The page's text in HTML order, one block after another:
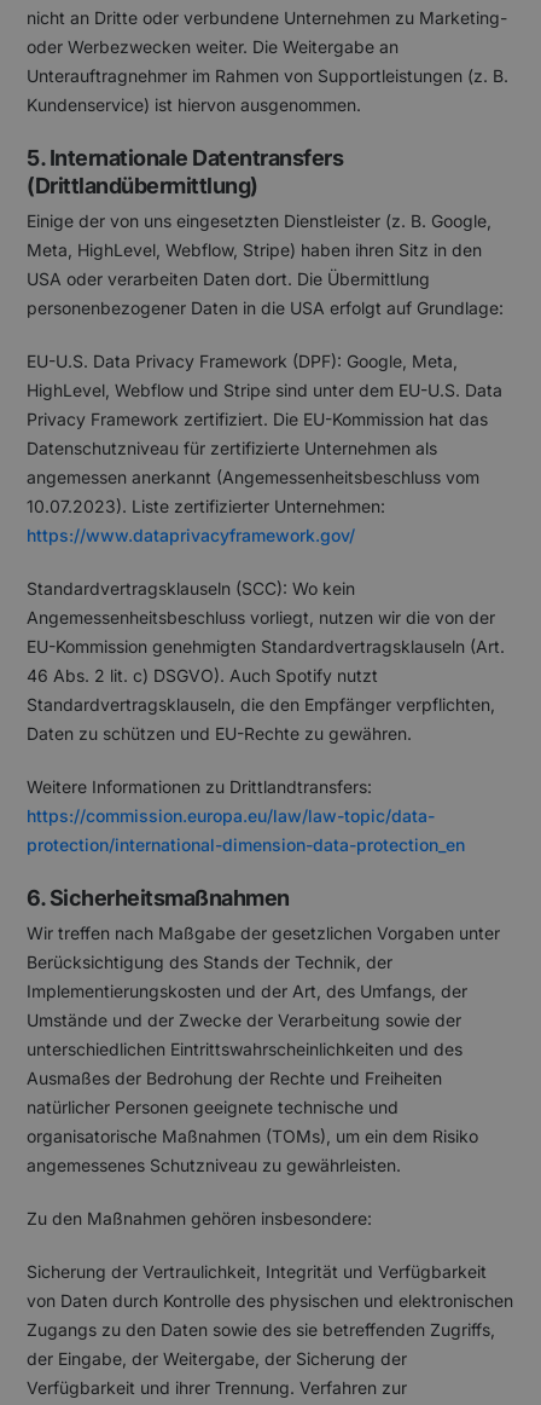
nicht an Dritte oder verbundene Unternehmen zu Marketing-
oder Werbezwecken weiter. Die Weitergabe an
Unterauftragnehmer im Rahmen von Supportleistungen (z. B.
Kundenservice) ist hiervon ausgenommen.
5. Internationale Datentransfers
(Drittlandübermittlung)
Einige der von uns eingesetzten Dienstleister (z. B. Google,
Meta, HighLevel, Webflow, Stripe) haben ihren Sitz in den
USA oder verarbeiten Daten dort. Die Übermittlung
personenbezogener Daten in die USA erfolgt auf Grundlage:
EU-U.S. Data Privacy Framework (DPF): Google, Meta,
HighLevel, Webflow und Stripe sind unter dem EU-U.S. Data
Privacy Framework zertifiziert. Die EU-Kommission hat das
Datenschutzniveau für zertifizierte Unternehmen als
angemessen anerkannt (Angemessenheitsbeschluss vom
10.07.2023). Liste zertifizierter Unternehmen:
https://www.dataprivacyframework.gov/
Standardvertragsklauseln (SCC): Wo kein
Angemessenheitsbeschluss vorliegt, nutzen wir die von der
EU-Kommission genehmigten Standardvertragsklauseln (Art.
46 Abs. 2 lit. c) DSGVO). Auch Spotify nutzt
Standardvertragsklauseln, die den Empfänger verpflichten,
Daten zu schützen und EU-Rechte zu gewähren.
Weitere Informationen zu Drittlandtransfers:
https://commission.europa.eu/law/law-topic/data-
protection/international-dimension-data-protection_en
6. Sicherheitsmaßnahmen
Wir treffen nach Maßgabe der gesetzlichen Vorgaben unter
Berücksichtigung des Stands der Technik, der
Implementierungskosten und der Art, des Umfangs, der
Umstände und der Zwecke der Verarbeitung sowie der
unterschiedlichen Eintrittswahrscheinlichkeiten und des
Ausmaßes der Bedrohung der Rechte und Freiheiten
natürlicher Personen geeignete technische und
organisatorische Maßnahmen (TOMs), um ein dem Risiko
angemessenes Schutzniveau zu gewährleisten.
Zu den Maßnahmen gehören insbesondere:
Sicherung der Vertraulichkeit, Integrität und Verfügbarkeit
von Daten durch Kontrolle des physischen und elektronischen
Zugangs zu den Daten sowie des sie betreffenden Zugriffs,
der Eingabe, der Weitergabe, der Sicherung der
Verfügbarkeit und ihrer Trennung. Verfahren zur